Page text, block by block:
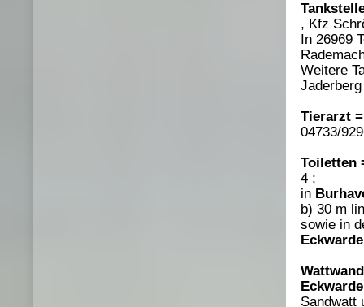
, Kfz
In 26969
Weitere
Tierarzt =
04733/
Toiletten
4 ;
in
b) 30 m
sowie in
Sandwatt